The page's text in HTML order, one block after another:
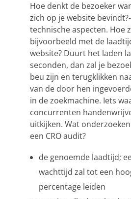
Hoe denkt de bezoeker
zich op je website
technische aspecten. Hoe
bijvoorbeeld met de
website? Duurt het laden
seconden, dan zal je
beu zijn en terugklikken
van de door hen
in de zoekmachine. Iets
concurrenten
uitkijken. Wat
een CRO audit?
de genoemde laadtijd;
wachttijd zal tot een
percentage leiden